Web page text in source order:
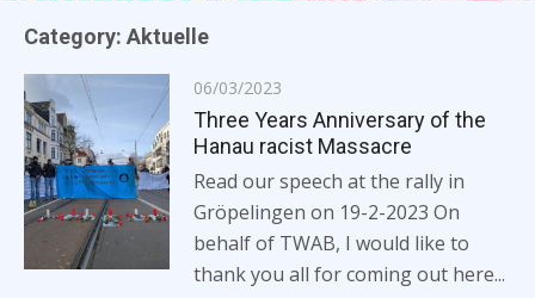
Category: Aktuelle
Posted
on
06/03/2023
Three Years Anniversary of the
Hanau racist Massacre
Read our speech at the rally in
Gröpelingen on 19-2-2023 On
behalf of TWAB, I would like to
thank you all for coming out here...